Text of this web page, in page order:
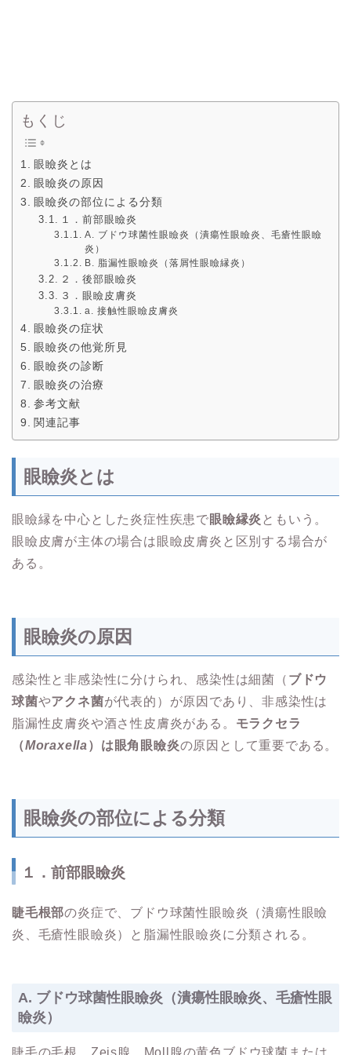
もくじ
眼瞼炎とは
眼瞼炎の原因
眼瞼炎の部位による分類
１．前部眼瞼炎
A. ブドウ球菌性眼瞼炎（潰瘍性眼瞼炎、毛瘡性眼瞼
炎）
B. 脂漏性眼瞼炎（落屑性眼瞼縁炎）
２．後部眼瞼炎
３．眼瞼皮膚炎
a. 接触性眼瞼皮膚炎
眼瞼炎の症状
眼瞼炎の他覚所見
眼瞼炎の診断
眼瞼炎の治療
参考文献
関連記事
眼瞼炎とは
眼瞼縁を中心とした炎症性疾患で眼瞼縁炎 ともいう。
眼瞼皮膚が主体の場合は眼瞼皮膚炎と区別する場合が
ある。
眼瞼炎の原因
感染性と非感染性に分けられ、感染性は細菌（ ブドウ
球菌やアクネ菌が代表的）が原因であり、非感染性は
脂漏性皮膚炎や酒さ性皮膚炎がある。 モラクセラ
（Moraxella ）は眼角眼瞼炎の原因として重要である。
眼瞼炎の部位による分類
１．前部眼瞼炎
睫毛根部の炎症で、ブドウ球菌性眼瞼炎（潰瘍性眼瞼
炎、毛瘡性眼瞼炎）と脂漏性眼瞼炎に分類される。
A. ブドウ球菌性眼瞼炎（潰瘍性眼瞼炎、毛瘡性眼
瞼炎）